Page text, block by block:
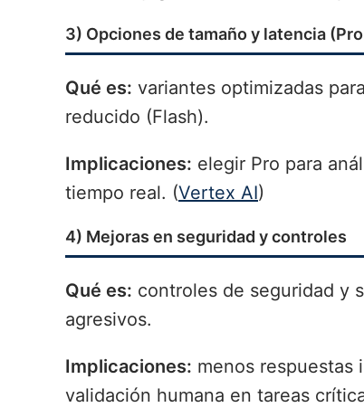
3) Opciones de tamaño y latencia
Qué es: variantes optimizadas
reducido (Flash).
Implicaciones: elegir Pro para
tiempo real. (Vertex AI)
4) Mejoras en seguridad y controles
Qué es: controles de seguridad y
agresivos.
Implicaciones: menos respuestas
validación humana en tareas